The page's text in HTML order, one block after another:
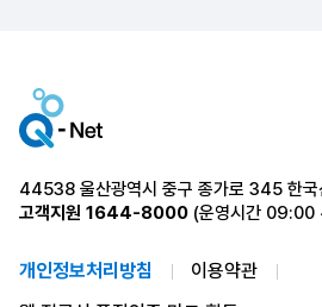
44538 울산광역시 중구 종가로 345 한국
고객지원 1644-8000 (운영시간 09:00
개인정보처리방침
이용약관